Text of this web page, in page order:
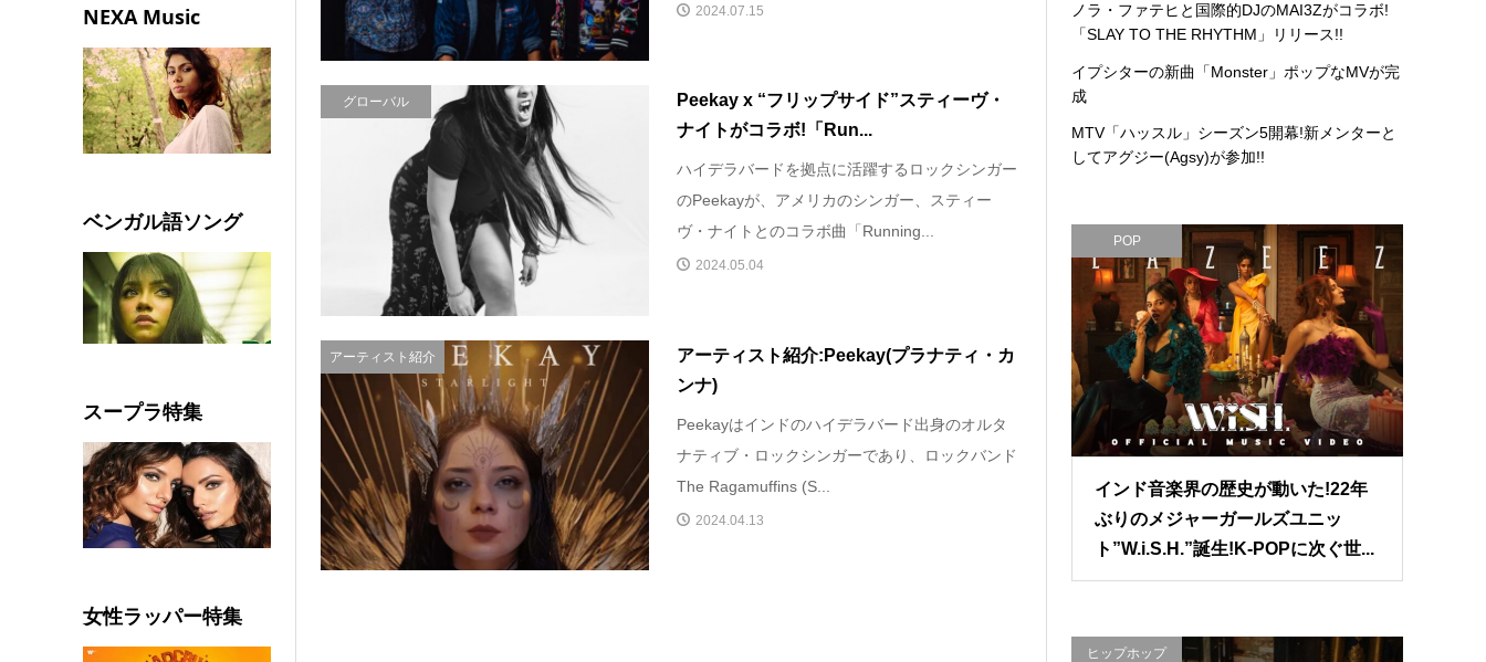
2024.07.15
グローバル
Peekay x “フリップサイド”スティーヴ・
ナイトがコラボ!「Run...
ハイデラバードを拠点に活躍するロックシンガー
のPeekayが、アメリカのシンガー、スティー
ヴ・ナイトとのコラボ曲「Running...
2024.05.04
アーティスト紹介
アーティスト紹介:Peekay(プラナティ・カ
ンナ)
Peekayはインドのハイデラバード出身のオルタ
ナティブ・ロックシンガーであり、ロックバンド
The Ragamuffins (S...
2024.04.13
NEXA Music
ベンガル語ソング
スープラ特集
女性ラッパー特集
ノラ・ファテヒと国際的DJのMAI3Zがコラボ!
「SLAY TO THE RHYTHM」リリース!!
イプシターの新曲「Monster」ポップなMVが完
成
MTV「ハッスル」シーズン5開幕!新メンターと
してアグジー(Agsy)が参加!!
POP
インド音楽界の歴史が動いた!22年
ぶりのメジャーガールズユニッ
ト”W.i.S.H.”誕生!K-POPに次ぐ世...
ヒップホップ